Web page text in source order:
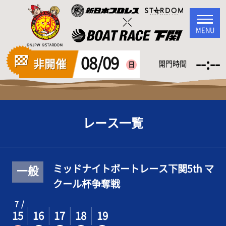
MENU
非開催 08/09 日 開門時間 --:--
レース一覧
一般
ミッドナイトボートレース下関5th マ
クール杯争奪戦
7
15 16 17 18 19